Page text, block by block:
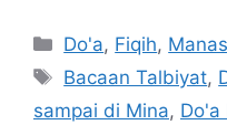
Categories
Do'a, Fiqih,
Tags
Bacaan Talbiyat,
sampai di Mina, Do'a